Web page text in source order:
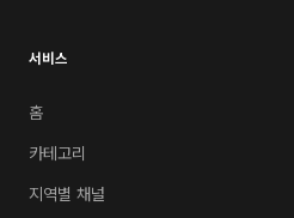
서비스
홈
카테고리
지역별 채널